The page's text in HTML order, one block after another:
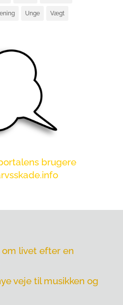
Unge Vægt
brugere
livet efter en
veje til musikken og